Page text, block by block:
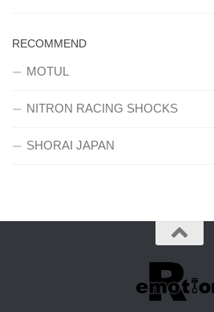
RECOMMEND
MOTUL
NITRON RACING SHOCKS
SHORAI JAPAN